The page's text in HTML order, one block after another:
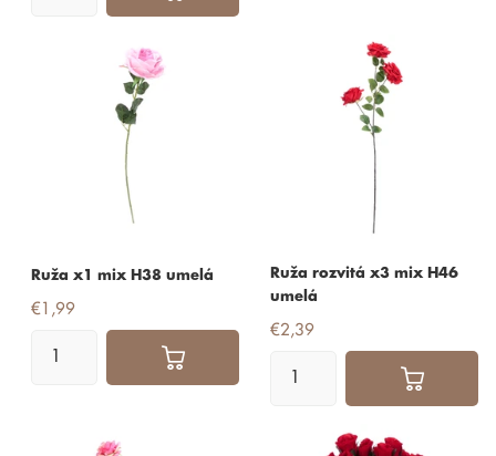
Ruža x1 mix H38 umelá
€1,99
Ruža rozvitá x3 mix H46
umelá
€2,39